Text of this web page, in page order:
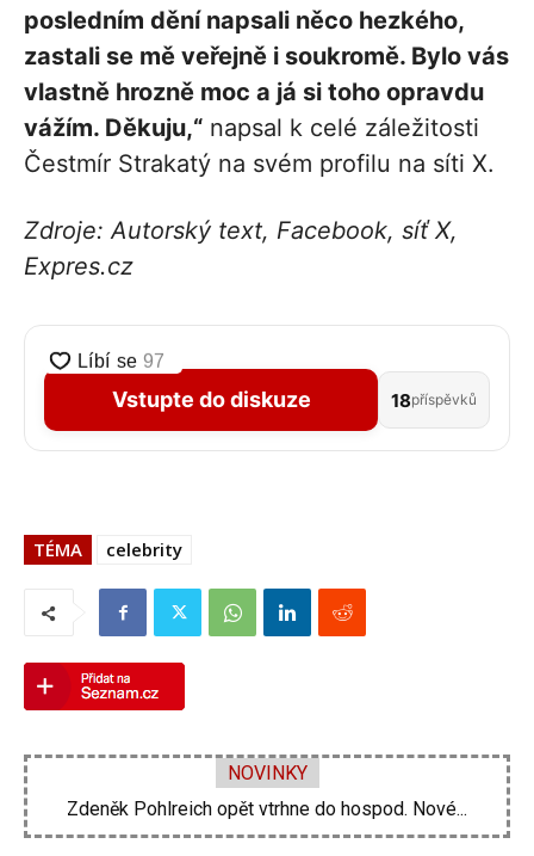
posledním dění napsali něco hezkého,
zastali se mě veřejně i soukromě. Bylo vás
vlastně hrozně moc a já si toho opravdu
vážím. Děkuju,“ napsal k celé záležitosti
Čestmír Strakatý na svém profilu na síti X.
Zdroje: Autorský text, Facebook, síť X,
Expres.cz
Vstupte do diskuze 18příspěvků
TÉMA celebrity
NOVINKY
Zdeněk Pohlreich opět vtrhne do hospod. Nové...
Michal Suchánek ukázal vynález, jak se ochladit...